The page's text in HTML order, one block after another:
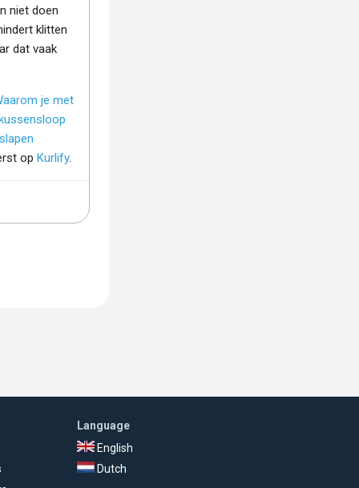
niet doen
klitten
dat vaak
je met
opKurlify.
Language
English
Dutch